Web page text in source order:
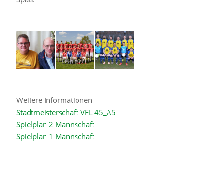
Weitere Informationen:
Stadtmeisterschaft VFL 45_A5
Spielplan 2 Mannschaft
Spielplan 1 Mannschaft